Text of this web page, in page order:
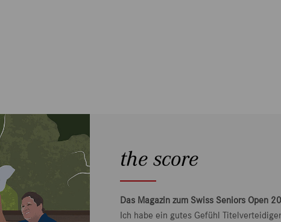
the score
Das Magazin zum Swiss Seniors Open
Ich habe ein gutes Gefühl